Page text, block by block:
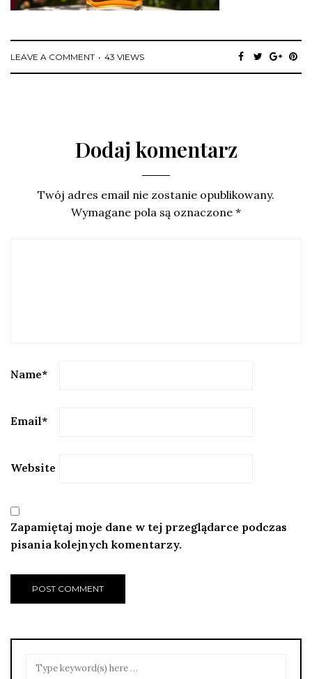
LEAVE A COMMENT 43 VIEWS
Dodaj komentarz
Twój adres email nie zostanie opublikowany.
Wymagane pola są oznaczone *
Name*
Email*
Website
Zapamiętaj moje dane w tej przeglądarce podczas
pisania kolejnych komentarzy.